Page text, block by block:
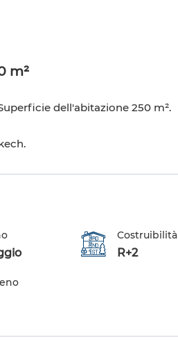
m²
dell'abitazione 250 m².
Costruibilità
R+2